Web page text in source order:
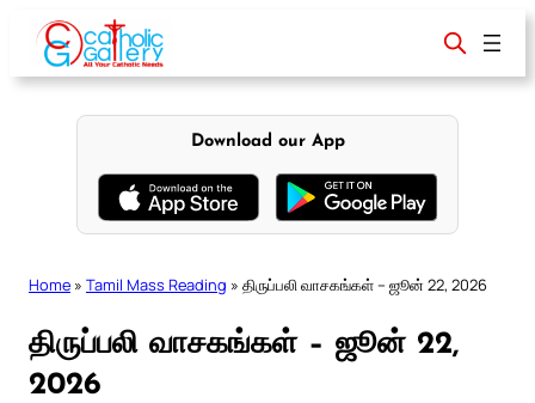
content
Download our App
Home » Tamil Mass Reading » திருப்பலி வாசகங்கள் – ஜூன் 22, 2026
திருப்பலி வாசகங்கள் – ஜூன் 22,
2026